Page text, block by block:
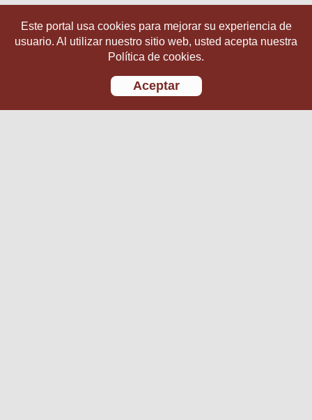
Este portal usa cookies para mejorar su experiencia de
usuario. Al utilizar nuestro sitio web, usted acepta nuestra
Política de cookies.
Aceptar